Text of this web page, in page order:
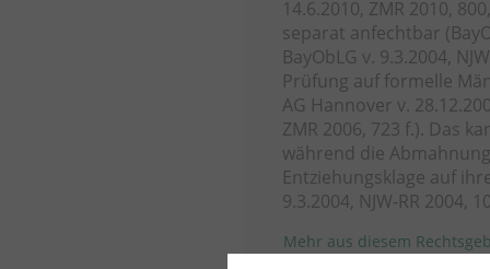
14.6.2010, ZMR 2010,
separat anfechtbar
BayObLG v. 9.3.2004,
Prüfung auf formelle
AG Hannover v.
ZMR 2006, 723 f.). Das
während die
Entziehungsklage auf
9.3.2004, NJW-RR 2004,
Mehr aus diesem